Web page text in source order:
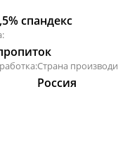
спандекс
Страна
Россия